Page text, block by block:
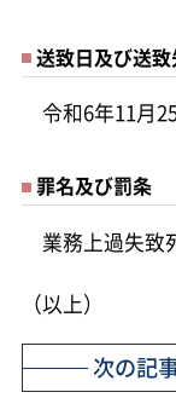
送致日及び送
令和6年11月
罪名及び罰条
業務上過失致
（以上）
次の記